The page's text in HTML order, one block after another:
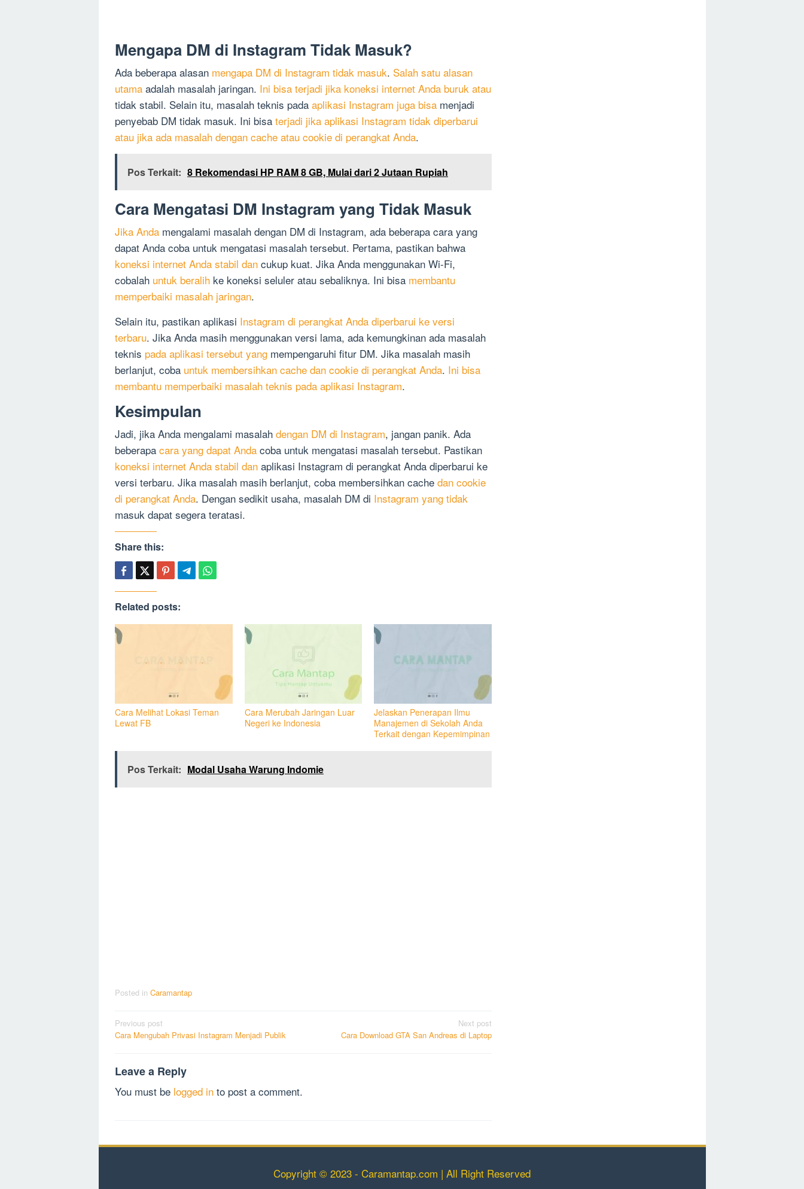
Mengapa DM di Instagram Tidak Masuk?
Ada beberapa alasan mengapa DM di Instagram tidak masuk. Salah satu alasan
utama adalah masalah jaringan. Ini bisa terjadi jika koneksi internet Anda buruk atau
tidak stabil. Selain itu, masalah teknis pada aplikasi Instagram juga bisa menjadi
penyebab DM tidak masuk. Ini bisa terjadi jika aplikasi Instagram tidak diperbarui
atau jika ada masalah dengan cache atau cookie di perangkat Anda.
Pos Terkait: 8 Rekomendasi HP RAM 8 GB, Mulai dari 2 Jutaan Rupiah
Cara Mengatasi DM Instagram yang Tidak Masuk
Jika Anda mengalami masalah dengan DM di Instagram, ada beberapa cara yang
dapat Anda coba untuk mengatasi masalah tersebut. Pertama, pastikan bahwa
koneksi internet Anda stabil dan cukup kuat. Jika Anda menggunakan Wi-Fi,
cobalah untuk beralih ke koneksi seluler atau sebaliknya. Ini bisa membantu
memperbaiki masalah jaringan.
Selain itu, pastikan aplikasi Instagram di perangkat Anda diperbarui ke versi
terbaru. Jika Anda masih menggunakan versi lama, ada kemungkinan ada masalah
teknis pada aplikasi tersebut yang mempengaruhi fitur DM. Jika masalah masih
berlanjut, coba untuk membersihkan cache dan cookie di perangkat Anda. Ini bisa
membantu memperbaiki masalah teknis pada aplikasi Instagram.
Kesimpulan
Jadi, jika Anda mengalami masalah dengan DM di Instagram, jangan panik. Ada
beberapa cara yang dapat Anda coba untuk mengatasi masalah tersebut. Pastikan
koneksi internet Anda stabil dan aplikasi Instagram di perangkat Anda diperbarui ke
versi terbaru. Jika masalah masih berlanjut, coba membersihkan cache dan cookie
di perangkat Anda. Dengan sedikit usaha, masalah DM di Instagram yang tidak
masuk dapat segera teratasi.
Share this:
Related posts:
Cara Melihat Lokasi Teman
Lewat FB
Cara Merubah Jaringan Luar
Negeri ke Indonesia
Jelaskan Penerapan Ilmu
Manajemen di Sekolah Anda
Terkait dengan Kepemimpinan
Pos Terkait: Modal Usaha Warung Indomie
Posted in Caramantap
Post
navigation
Previous post
Cara Mengubah Privasi Instagram Menjadi Publik
Next post
Cara Download GTA San Andreas di Laptop
Leave a Reply
You must be logged in to post a comment.
Copyright © 2023 - Caramantap.com | All Right Reserved